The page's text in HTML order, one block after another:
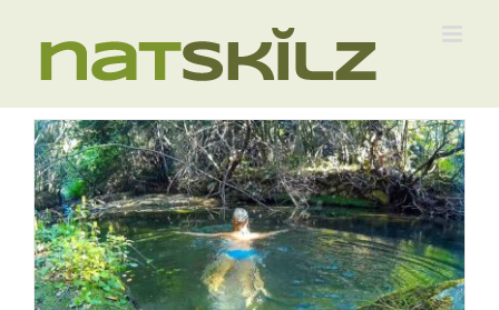
Inhalt
springen